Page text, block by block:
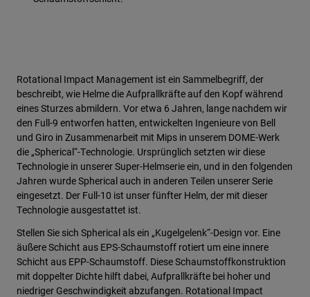
Rotational Impact Management ist ein Sammelbegriff, der
beschreibt, wie Helme die Aufprallkräfte auf den Kopf während
eines Sturzes abmildern. Vor etwa 6 Jahren, lange nachdem wir
den Full-9 entworfen hatten, entwickelten Ingenieure von Bell
und Giro in Zusammenarbeit mit Mips in unserem DOME-Werk
die „Spherical“-Technologie. Ursprünglich setzten wir diese
Technologie in unserer Super-Helmserie ein, und in den folgenden
Jahren wurde Spherical auch in anderen Teilen unserer Serie
eingesetzt. Der Full-10 ist unser fünfter Helm, der mit dieser
Technologie ausgestattet ist.
Stellen Sie sich Spherical als ein „Kugelgelenk“-Design vor. Eine
äußere Schicht aus EPS-Schaumstoff rotiert um eine innere
Schicht aus EPP-Schaumstoff. Diese Schaumstoffkonstruktion
mit doppelter Dichte hilft dabei, Aufprallkräfte bei hoher und
niedriger Geschwindigkeit abzufangen. Rotational Impact